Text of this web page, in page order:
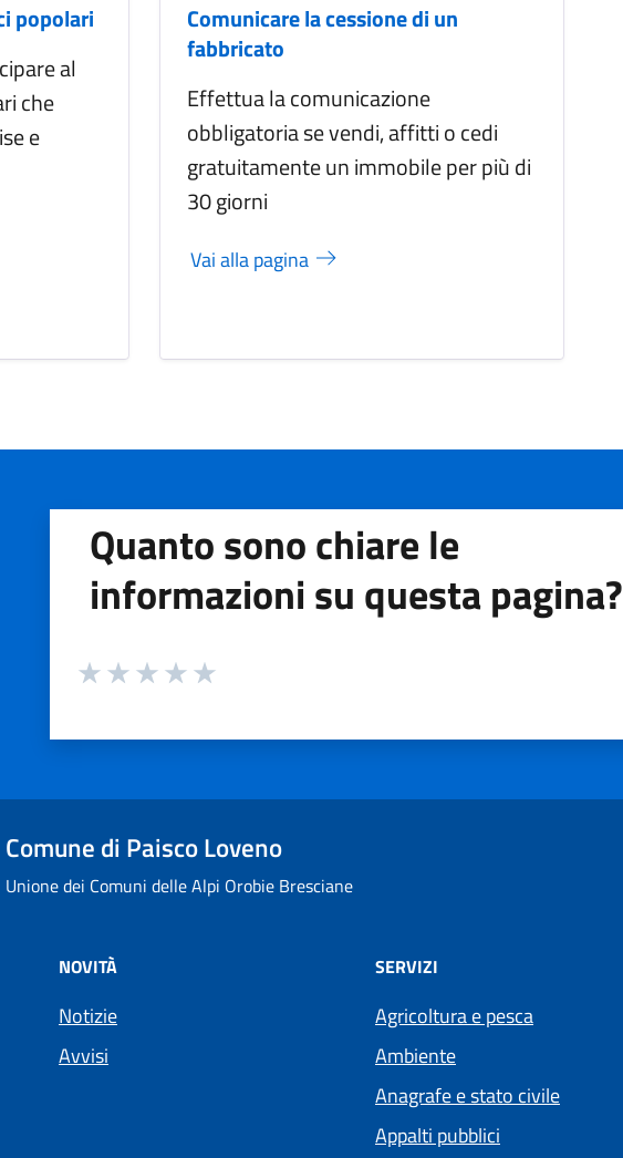
popolari
al
che
e
Comunicare la cessione di un
fabbricato
Effettua la comunicazione
obbligatoria se vendi, affitti o cedi
gratuitamente un immobile per più di
30 giorni
Vai alla pagina
Quanto sono chiare le
informazioni su questa pagina?
Valuta da 1 a 5 stelle la pagina
Comune di Paisco Loveno
Unione dei Comuni delle Alpi Orobie Bresciane
NOVITÀ
Notizie
Avvisi
SERVIZI
Agricoltura e pesca
Ambiente
Anagrafe e stato civile
Appalti pubblici